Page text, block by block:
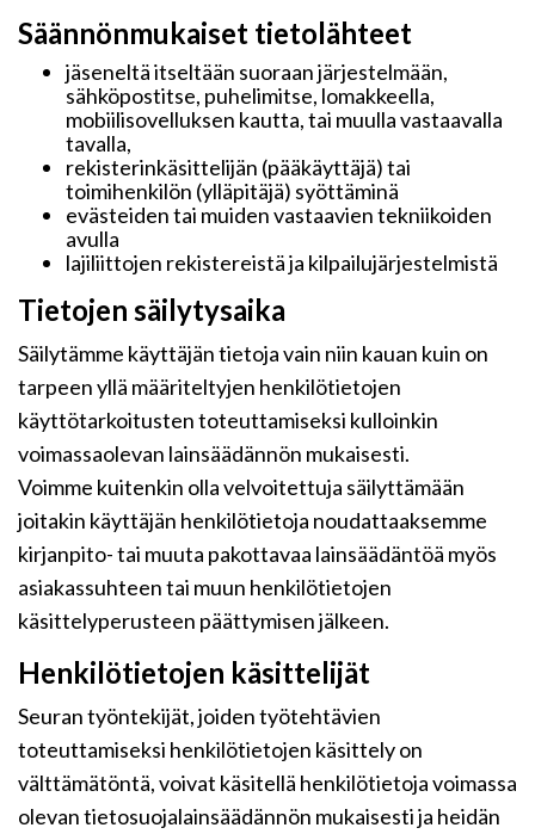
Säännönmukaiset tietolähteet
jäseneltä itseltään suoraan järjestelmään,
sähköpostitse, puhelimitse, lomakkeella,
mobiilisovelluksen kautta, tai muulla vastaavalla
tavalla,
rekisterinkäsittelijän (pääkäyttäjä) tai
toimihenkilön (ylläpitäjä) syöttäminä
evästeiden tai muiden vastaavien tekniikoiden
avulla
lajiliittojen rekistereistä ja kilpailujärjestelmistä
Tietojen säilytysaika
Säilytämme käyttäjän tietoja vain niin kauan kuin on
tarpeen yllä määriteltyjen henkilötietojen
käyttötarkoitusten toteuttamiseksi kulloinkin
voimassaolevan lainsäädännön mukaisesti.
Voimme kuitenkin olla velvoitettuja säilyttämään
joitakin käyttäjän henkilötietoja noudattaaksemme
kirjanpito- tai muuta pakottavaa lainsäädäntöä myös
asiakassuhteen tai muun henkilötietojen
käsittelyperusteen päättymisen jälkeen.
Henkilötietojen käsittelijät
Seuran työntekijät, joiden työtehtävien
toteuttamiseksi henkilötietojen käsittely on
välttämätöntä, voivat käsitellä henkilötietoja voimassa
olevan tietosuojalainsäädännön mukaisesti ja heidän